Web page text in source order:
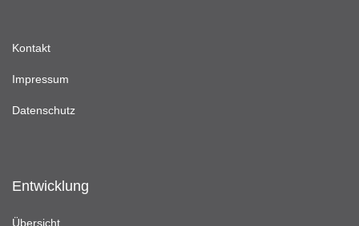
Kontakt
Impressum
Datenschutz
Entwicklung
Übersicht